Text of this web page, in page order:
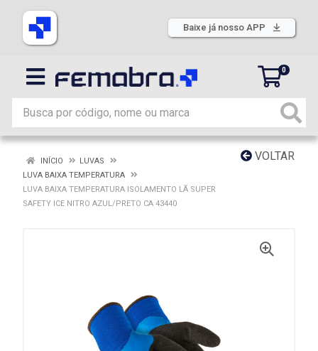
Baixe já nosso APP
0
VOLTAR
INÍCIO
LUVAS
LUVA BAIXA TEMPERATURA
LUVA BAIXA TEMPERATURA ISOLAMENTO LÃ SUPER
SAFETY ICE NITRO AZUL/PRETO CA 43440